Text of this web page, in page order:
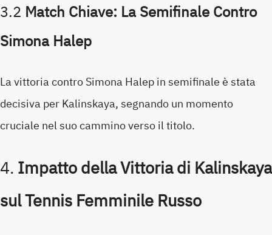
3.2 Match Chiave: La Semifinale Contro
Simona Halep
La vittoria contro Simona Halep in semifinale è stata
decisiva per Kalinskaya, segnando un momento
cruciale nel suo cammino verso il titolo.
4.Impatto della Vittoria di Kalinskaya
sul Tennis Femminile Russo